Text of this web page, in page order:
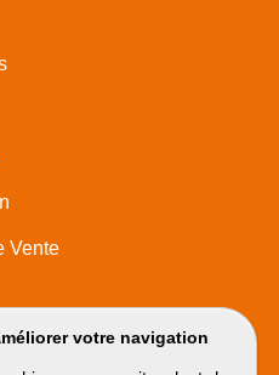
votre navigation
Vente